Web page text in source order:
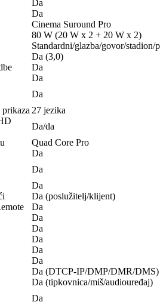
Da
Da
Cinema Suround Pro
80 W (20 W x 2 + 20 W x 2)
Standardni/glazba/govor/stadion/
Da (3,0)
Da
Da
Da
27 jezika
Da/da
Quad Core Pro
Da
Da
Da
Da (poslužitelj/klijent)
Da
Da
Da
Da
Da
Da
Da (DTCP-IP/DMP/DMR/DMS)
Da (tipkovnica/miš/audiouređaj)
Da